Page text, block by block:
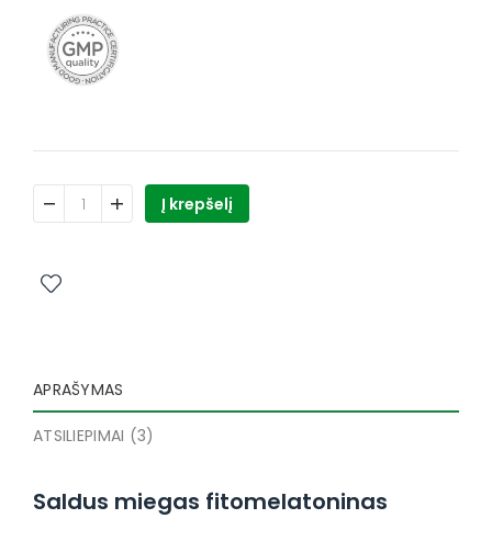
produkto kiekis: Saldus miegas fitomelatoninas, 30
Į krepšelį
APRAŠYMAS
ATSILIEPIMAI (3)
Saldus miegas fitomelatoninas